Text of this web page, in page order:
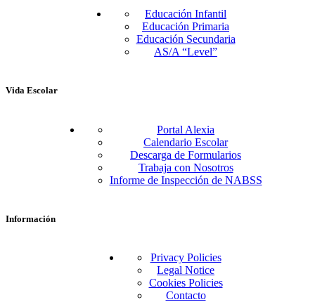
Educación Infantil
Educación Primaria
Educación Secundaria
AS/A “Level”
Vida Escolar
Portal Alexia
Calendario Escolar
Descarga de Formularios
Trabaja con Nosotros
Informe de Inspección de NABSS
Información
Privacy Policies
Legal Notice
Cookies Policies
Contacto